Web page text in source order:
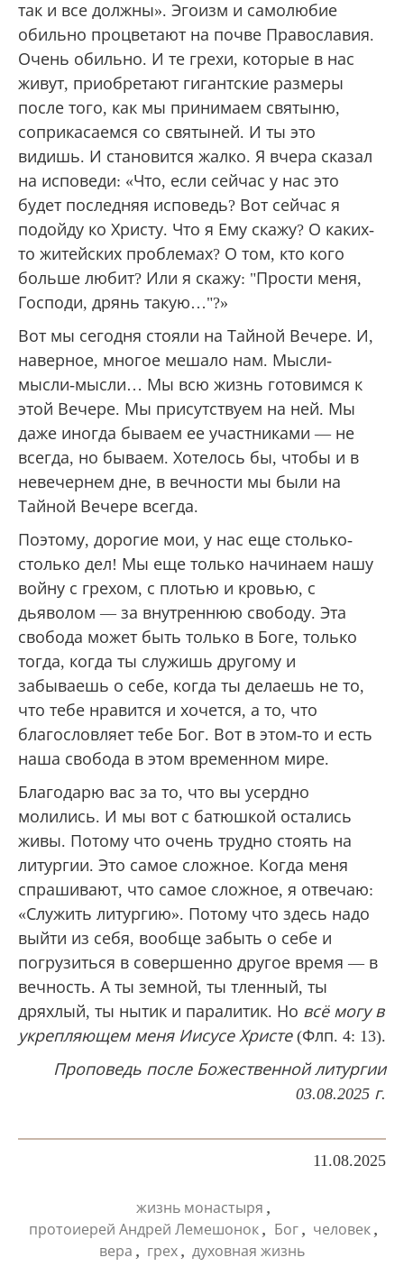
так и все должны». Эгоизм и самолюбие
обильно процветают на почве Православия.
Очень обильно. И те грехи, которые в нас
живут, приобретают гигантские размеры
после того, как мы принимаем святыню,
соприкасаемся со святыней. И ты это
видишь. И становится жалко. Я вчера сказал
на исповеди: «Что, если сейчас у нас это
будет последняя исповедь? Вот сейчас я
подойду ко Христу. Что я Ему скажу? О каких-
то житейских проблемах? О том, кто кого
больше любит? Или я скажу: "Прости меня,
Господи, дрянь такую…"?»
Вот мы сегодня стояли на Тайной Вечере. И,
наверное, многое мешало нам. Мысли-
мысли-мысли… Мы всю жизнь готовимся к
этой Вечере. Мы присутствуем на ней. Мы
даже иногда бываем ее участниками — не
всегда, но бываем. Хотелось бы, чтобы и в
невечернем дне, в вечности мы были на
Тайной Вечере всегда.
Поэтому, дорогие мои, у нас еще столько-
столько дел! Мы еще только начинаем нашу
войну с грехом, с плотью и кровью, с
дьяволом — за внутреннюю свободу. Эта
свобода может быть только в Боге, только
тогда, когда ты служишь другому и
забываешь о себе, когда ты делаешь не то,
что тебе нравится и хочется, а то, что
благословляет тебе Бог. Вот в этом-то и есть
наша свобода в этом временном мире.
Благодарю вас за то, что вы усердно
молились. И мы вот с батюшкой остались
живы. Потому что очень трудно стоять на
литургии. Это самое сложное. Когда меня
спрашивают, что самое сложное, я отвечаю:
«Служить литургию». Потому что здесь надо
выйти из себя, вообще забыть о себе и
погрузиться в совершенно другое время — в
вечность. А ты земной, ты тленный, ты
дряхлый, ты нытик и паралитик. Но всё могу в
укрепляющем меня Иисусе Христе(Флп. 4: 13).
Проповедь после Божественной литургии
03.08.2025 г.
11.08.2025
жизнь монастыря ,
протоиерей Андрей Лемешонок , Бог , человек ,
вера , грех , духовная жизнь